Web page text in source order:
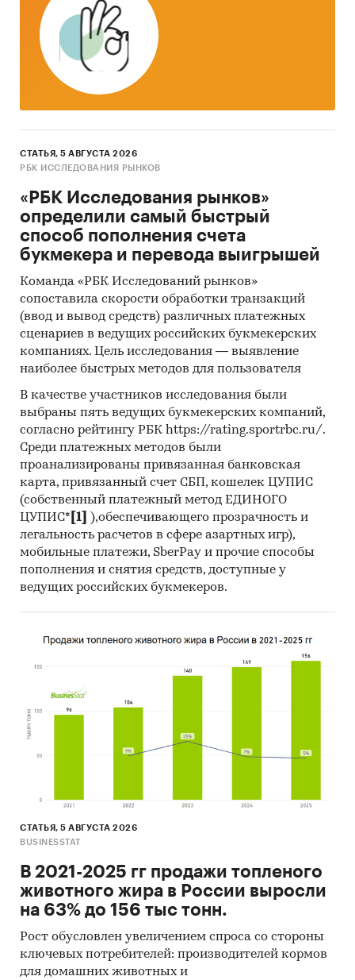
и экспорта заянварь 2019 - май 2024
натуральном и денежном выражении с
детализацией в разрезе стран, а также
динамика средневзвешенной стоимости.
*Данные после января 2022 года могут быть
Кыргызстана и Казахстана.
В рамках главы представлена информация о
части проведенных государственных закупок
кефира 44-ФЗ и 223-ФЗ за периодс января
определен поставщик. Для компаний
участвующих или планирующих участвовать в
государственных торгах показано
средневзвешенное отклонение итоговой
стоимости контрактов от их начальной
предоставляется выгрузка в формате MS Excel.
Параметры выгрузки могут быть
скорректированы по запросу заказчика.
Профили крупнейших производителей
кефира
В работе представлены профили крупнейших
компаний-производителей кефира.Профили
компаний показывают информацию о
динамике финансовых показателей компаний,
актуальную контактную информацию,
основных учредителей и т.д.
Прогноз развития рынка кефира
Составлен прогноз развития рынка кефира
(производства, импорта, экспорта и объема
рынка) на
2025-2029 гг.
ретроспективных данных с поправкой на
мнения экспертов, макроэкономические
отличаться от указанного.
Источник: TK Solutions
Категории: Потребительские товары / ... /
Кисломолочные продукты / Кефир
Россия
СТАТЬЯ, 5 АВГУСТА 2026
РБК ИССЛЕДОВАНИЯ РЫНКОВ
«РБК Исследования рынков»
определили самый быстрый
способ пополнения счета
букмекера и перевода выигрышей
Команда «РБК Исследований рынков»
сопоставила скорости обработки транзакций
(ввод и вывод средств) различных платежных
сценариев в ведущих российских букмекерских
компаниях. Цель исследования — выявление
наиболее быстрых методов для пользователя
В качестве участников исследования были
выбраны пять ведущих букмекерских компаний,
согласно рейтингу РБК https://rating.sportrbc.ru/.
Среди платежных методов были
проанализированы привязанная банковская
карта, привязанный счет СБП, кошелек ЦУПИС
(собственный платежный метод ЕДИНОГО
ЦУПИС* [1]
),обеспечивающего прозрачность и
легальность расчетов в сфере азартных игр),
мобильные платежи, SberPay и прочие способы
пополнения и снятия средств, доступные у
ведущих российских букмекеров.
СТАТЬЯ, 5 АВГУСТА 2026
BUSINESSTAT
В 2021-2025 гг продажи топленого
животного жира в России выросли
на 63% до 156 тыс тонн.
Рост обусловлен увеличением спроса со стороны
ключевых потребителей: производителей кормов
для домашних животных и